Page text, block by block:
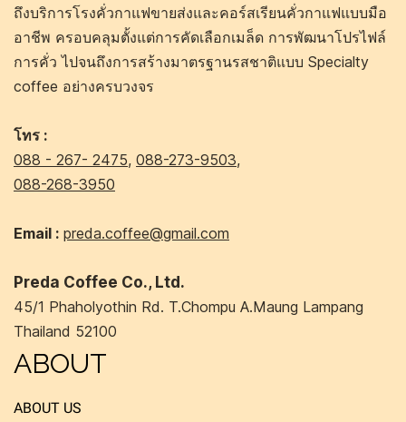
ถึงบริการโรงคั่วกาแฟขายส่งและคอร์สเรียนคั่วกาแฟแบบมือ
อาชีพ ครอบคลุมตั้งแต่การคัดเลือกเมล็ด การพัฒนาโปรไฟล์
การคั่ว ไปจนถึงการสร้างมาตรฐานรสชาติแบบ Specialty
coffee อย่างครบวงจร
โทร :
088 - 267- 2475, 088-273-9503,
088-268-3950
Email : preda.coffee@gmail.com
Preda Coffee Co., Ltd.
45/1 Phaholyothin Rd. T.Chompu A.Maung Lampang
Thailand 52100
ABOUT
ABOUT US